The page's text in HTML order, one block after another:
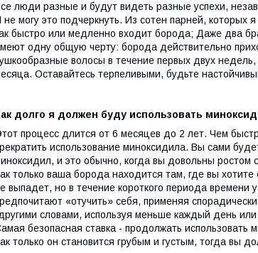
люди разные и будут видеть разные успехи,
не могу это подчеркнуть. Из сотен парней, которых
быстро или медленно входит борода; Даже два
одну общую черту: борода действительно
волосы в течение первых двух
Оставайтесь терпеливыми, будьте
долго я должен буду использовать
процесс длится от 6 месяцев до 2 лет. Чем
использование миноксидила. Вы сами
и это обычно, когда вы довольны ростом
только ваша борода находится там, где вы
выпадет, но в течение короткого периода времени
«отучить» себя, применяя
словами, используя меньше каждый день
безопасная ставка - продолжать
только он становится грубым и густым, тогда вы